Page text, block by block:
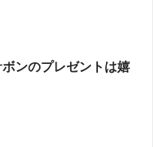
ボンのプレゼントは嬉